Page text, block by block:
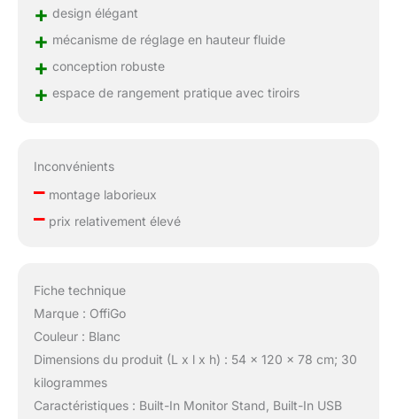
+ design élégant
+ mécanisme de réglage en hauteur fluide
+ conception robuste
+ espace de rangement pratique avec tiroirs
Inconvénients
–montage laborieux
–prix relativement élevé
Fiche technique
Marque : OffiGo
Couleur : Blanc
Dimensions du produit (L x l x h) : 54 x 120 x 78 cm; 30
kilogrammes
Caractéristiques : Built-In Monitor Stand, Built-In USB